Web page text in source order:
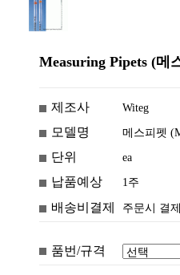
Measuring Pipets (메
제조사 Witeg
모델명 메스피펫
단위 ea
납품예상 1주
배송비결제 주문시 결제
품번/규격